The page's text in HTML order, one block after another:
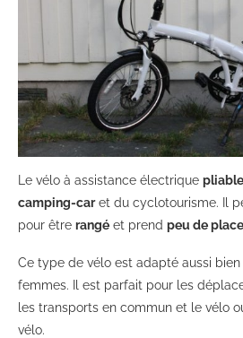
Le vélo à assistance électrique pliable
camping-caret du cyclotourisme. Il
pour être rangé et prend peu de place
Ce type de vélo est adapté aussi bien
femmes. Il est parfait pour les
les transports en commun et le vélo
vélo.